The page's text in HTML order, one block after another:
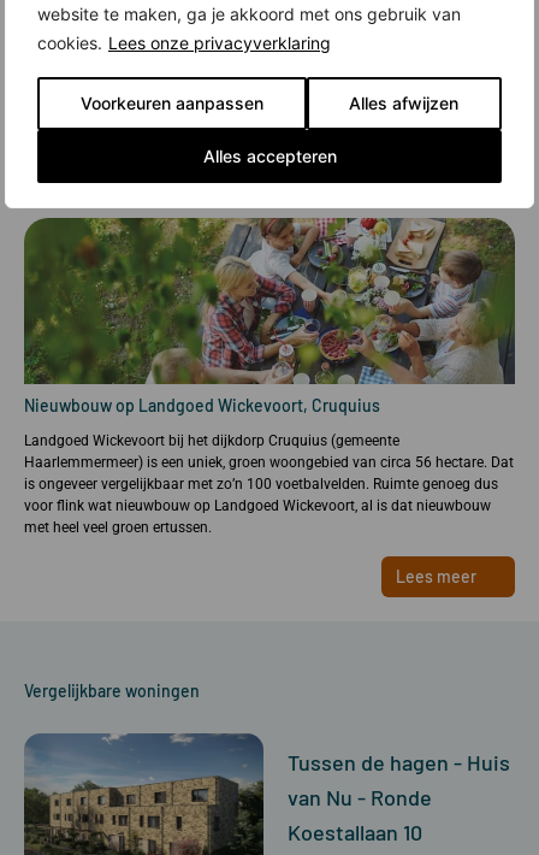
website te maken, ga je akkoord met ons gebruik van
cookies. Lees onze privacyverklaring
Voorkeuren aanpassen Alles afwijzen
Alles accepteren
Nieuwbouw op Landgoed Wickevoort, Cruquius
Landgoed Wickevoort bij het dijkdorp Cruquius (gemeente
Haarlemmermeer) is een uniek, groen woongebied van circa 56 hectare. Dat
is ongeveer vergelijkbaar met zo’n 100 voetbalvelden. Ruimte genoeg dus
voor flink wat nieuwbouw op Landgoed Wickevoort, al is dat nieuwbouw
met heel veel groen ertussen.
Lees meer
Vergelijkbare woningen
Tussen de hagen - Huis
van Nu - Ronde
Koestallaan 10